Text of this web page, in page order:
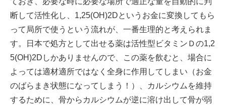
断して活性化し、1,25(OH)2Dというお金に変換してもら
って局所で使うという流れが、一番生理的と考えられま
す。日本で処方として出せる薬は活性型ビタミンＤの1,2
5(OH)2Dしかありませんので、この薬を飲むと、場合に
よっては適材適所ではなく全身に作用してしまい（お金
のばらまき状態になってしまう！）、カルシウムを維持
するために、骨からカルシウムが逆に溶け出して骨が弱